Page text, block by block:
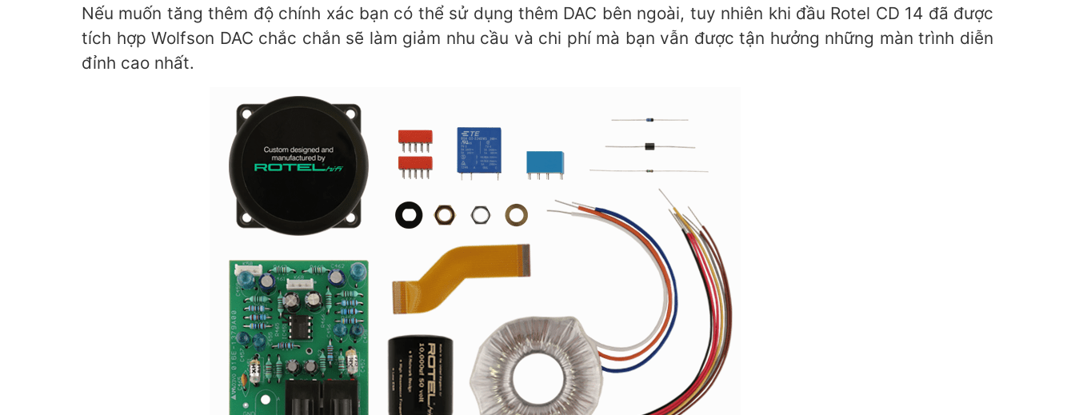
Nếu muốn tăng thêm độ chính xác bạn có thể sử dụng thêm DAC bên ngoài, tuy nhiên khi đầu Rotel CD 14 đã được
tích hợp Wolfson DAC chắc chắn sẽ làm giảm nhu cầu và chi phí mà bạn vẫn được tận hưởng những màn trình diễn
đỉnh cao nhất.